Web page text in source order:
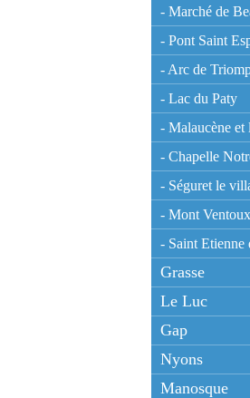
- Marché de
- Pont Saint
- Arc de
- Lac du Paty
- Malaucène et
- Chapelle
- Séguret le
- Mont Ventoux
- Saint Etienne
Grasse
Le Luc
Gap
Nyons
Manosque